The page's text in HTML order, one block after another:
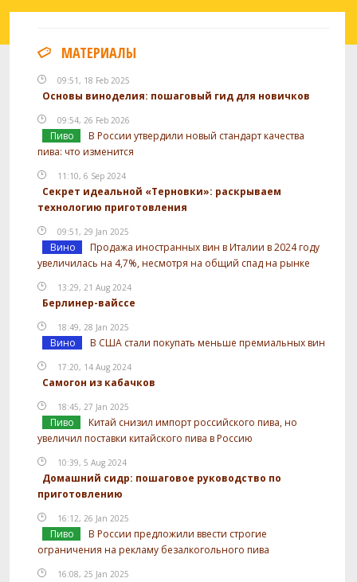
МАТЕРИАЛЫ
09:51, 18 Feb 2025
Основы виноделия: пошаговый гид для новичков
09:54, 26 Feb 2026
Пиво
В России утвердили новый стандарт качества
пива: что изменится
11:10, 6 Sep 2024
Секрет идеальной «Терновки»: раскрываем
технологию приготовления
09:51, 29 Jan 2025
Вино
Продажа иностранных вин в Италии в 2024 году
увеличилась на 4,7%, несмотря на общий спад на рынке
13:29, 21 Aug 2024
Берлинер-вайссе
18:49, 28 Jan 2025
Вино В США стали покупать меньше премиальных вин
17:20, 14 Aug 2024
Самогон из кабачков
18:45, 27 Jan 2025
Пиво
Китай снизил импорт российского пива, но
увеличил поставки китайского пива в Россию
10:39, 5 Aug 2024
Домашний сидр: пошаговое руководство по
приготовлению
16:12, 26 Jan 2025
Пиво
В России предложили ввести строгие
ограничения на рекламу безалкогольного пива
16:08, 25 Jan 2025